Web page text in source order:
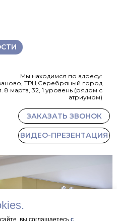
Мы находимся по адресу:
ТРЦ Серебряный город
8 марта, 32, 1 уровень (рядом с
атриумом)
ЗАКАЗАТЬ ЗВОНОК
ВИДЕО-ПРЕЗЕНТАЦИЯ